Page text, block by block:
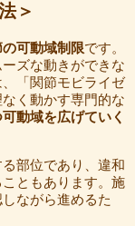
＞
の可動域制限です。
ズな動きができな
「関節モビライゼ
く動かす専門的な
動域を広げていく
部位であり、違和
ともあります。施
ながら進めるた